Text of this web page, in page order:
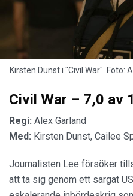
Kirsten Dunst i "Civil War". Foto:
Civil War – 7,0 av
Regi: Alex Garland
Med: Kirsten Dunst, Cailee
Journalisten Lee försöker
att ta sig genom ett sargat